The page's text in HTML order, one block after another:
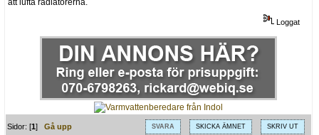
att lufta radiatorerna.
Loggat
SVARA SKICKA ÄMNET SKRIV UT
Sidor: [1]Gå upp